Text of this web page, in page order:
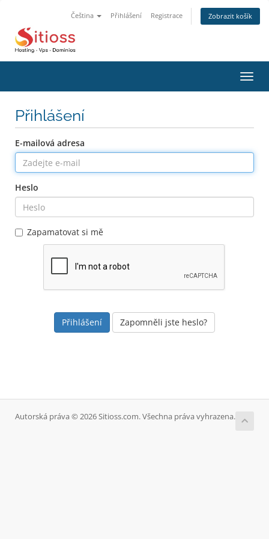
Čeština Přihlášení Registrace Zobrazit košík
Přihlášení
E-mailová adresa
Heslo
Zapamatovat si mě
Zapomněli jste heslo?
Autorská práva © 2026 Sitioss.com. Všechna práva vyhrazena.